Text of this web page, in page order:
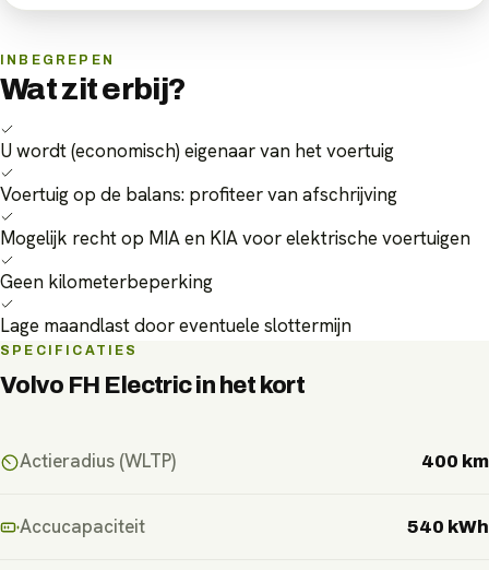
INBEGREPEN
Wat zit erbij?
U wordt (economisch) eigenaar van het voertuig
Voertuig op de balans: profiteer van afschrijving
Mogelijk recht op MIA en KIA voor elektrische voertuigen
Geen kilometerbeperking
Lage maandlast door eventuele slottermijn
SPECIFICATIES
Volvo FH Electricin het kort
Actieradius (WLTP) 400 km
Accucapaciteit 540 kWh